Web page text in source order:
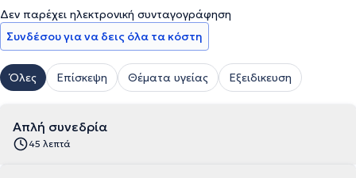
Δεν παρέχει ηλεκτρονική συνταγογράφηση
Συνδέσου για να δεις όλα τα κόστη
Όλες Επίσκεψη Θέματα υγείας Εξειδικευση
Απλή συνεδρία
45 λεπτά